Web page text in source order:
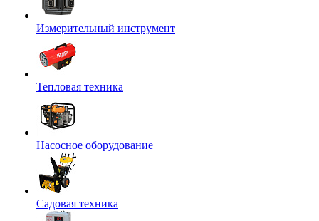
Измерительный инструмент
Тепловая техника
Насосное оборудование
Садовая техника